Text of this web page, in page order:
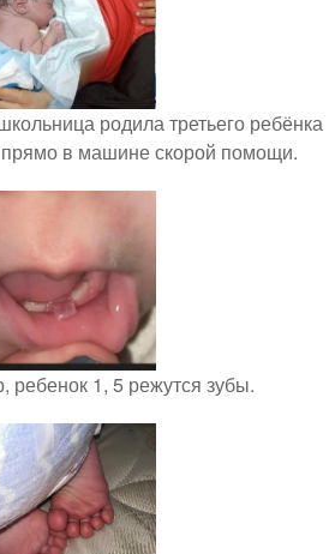
родила третьего ребёнка
в машине скорой помощи.
ребенок 1, 5 режутся зубы.